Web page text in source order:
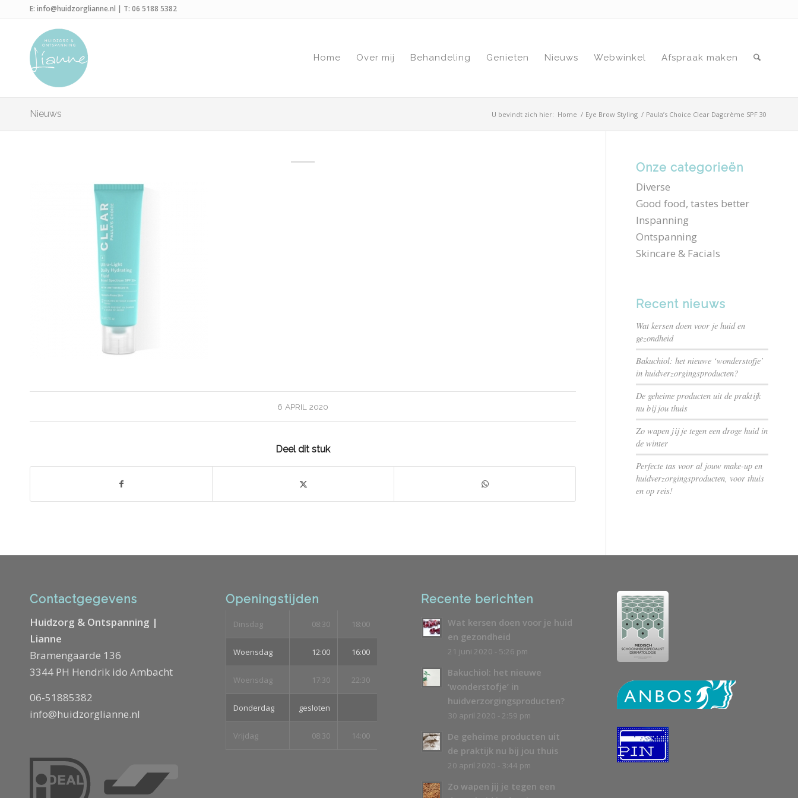
E: info@huidzorglianne.nl | T: 06 5188 5382
Home Over mij Behandeling Genieten Nieuws Webwinkel Afspraak maken
Nieuws U bevindt zich hier: Home / Eye Brow Styling / Paula’s Choice Clear Dagcrème SPF 30
6 APRIL 2020
Deel dit stuk
Onze categorieën
Diverse
Good food, tastes better
Inspanning
Ontspanning
Skincare & Facials
Recent nieuws
Wat kersen doen voor je huid en
gezondheid
Bakuchiol: het nieuwe ‘wonderstofje’
in huidverzorgingsproducten?
De geheime producten uit de praktijk
nu bij jou thuis
Zo wapen jij je tegen een droge huid in
de winter
Perfecte tas voor al jouw make-up en
huidverzorgingsproducten, voor thuis
en op reis!
Contactgegevens
Huidzorg & Ontspanning |
Lianne
Bramengaarde 136
3344 PH Hendrik ido Ambacht
06-51885382
info@huidzorglianne.nl
Openingstijden
Dinsdag 08:30 18:00
Woensdag 12:00 16:00
Woensdag 17:30 22:30
Donderdag gesloten
Vrijdag 08:30 14:00
Recente berichten
Wat kersen doen voor je huid
en gezondheid
21 juni 2020 - 5:26 pm
Bakuchiol: het nieuwe
‘wonderstofje’ in
huidverzorgingsproducten?
30 april 2020 - 2:59 pm
De geheime producten uit
de praktijk nu bij jou thuis
20 april 2020 - 3:44 pm
Zo wapen jij je tegen een